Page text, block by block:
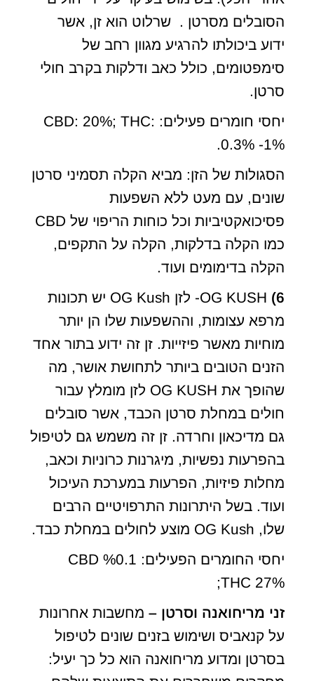
הסובלים מסרטן . שרלוט הוא זן, אשר
ידוע ביכולתו להרגיע מגוון רחב של
סימפטומים, כולל כאב ודלקות בקרב חולי
סרטן.
יחסי חומרים פעילים: CBD: 20%; THC:
0.3% -1%.
הסגולות של הזן: מביא הקלה תסמיני סרטן
שונים, עם מעט ללא השפעות
פסיכואקטיביות וכל כוחות הריפוי של CBD
כמו הקלה בדלקות, הקלה על התקפים,
הקלה בדימומים ועוד.
6)
OG KUSH- לזן OG Kush יש תכונות
מרפא עצומות, וההשפעות שלו הן יותר
מוחיות מאשר פיזייות. זן זה ידוע בתור אחד
הזנים הטובים ביותר לתחושת אושר, מה
שהופך את OG KUSH לזן מומלץ עבור
חולים במחלת סרטן הכבד, אשר סובלים
גם מדיכאון וחרדה. זן זה משמש גם לטיפול
בהפרעות נפשיות, מיגרנות כרוניות וכאב,
מחלות פיזיות, הפרעות במערכת העיכול
ועוד. בשל היתרונות התרפויטיים הרבים
שלו, OG Kush מוצע לחולים במחלת כבד.
יחסי החומרים הפעילים: CBD %0.1
;THC 27%
זני מריחואנה וסרטן – מחשבות אחרונות
על קנאביס ושימוש בזנים שונים לטיפול
בסרטן ומדוע מריחואנה הוא כל כך יעיל: